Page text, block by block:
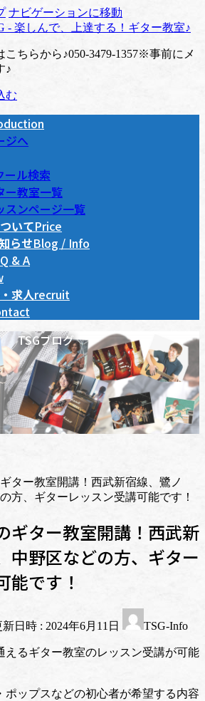
ナビゲーションに移動
こちらから♪050-3479-1357※事前にメ
♪
む
ジへ
ール検索
ー教室一覧
スンページ一覧
いてPrice
らせBlog / Info
Q & A
求人recruit
TSGブログ
ター教室開講！西武新宿線、鷺ノ
方、ギターレッスン受講可能です！
ギター教室開講！西武新
中野区などの方、ギター
能です！
日時 : 2024年6月11日 TSG-Info
えるギター教室のレッスン受講が可能
ポップスなどの初心者が希望する内容